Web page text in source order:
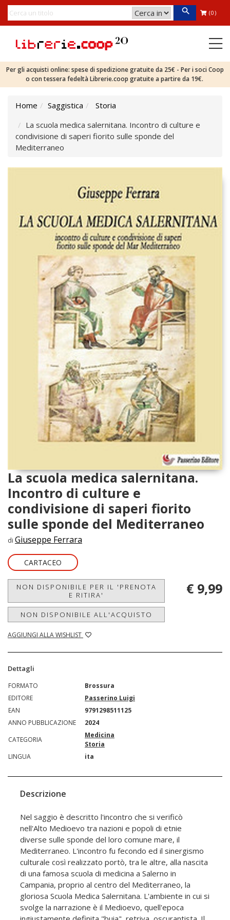
(0)
Per gli acquisti online: spese di spedizione gratuite da 25€ - Per i soci Coop
o con tessera fedeltà Librerie.coop gratuite a partire da 19€.
Home Saggistica
Storia
La scuola medica salernitana. Incontro di culture e
condivisione di saperi fiorito sulle sponde del
Mediterraneo
La scuola medica salernitana.
Incontro di culture e
condivisione di saperi fiorito
sulle sponde del Mediterraneo
di Giuseppe Ferrara
CARTACEO
NON DISPONIBILE PER IL 'PRENOTA
E RITIRA'
NON DISPONIBILE ALL'ACQUISTO
AGGIUNGI ALLA WISHLIST
€ 9,99
Dettagli
FORMATO
Brossura
EDITORE
Passerino Luigi
EAN
9791298511125
ANNO PUBBLICAZIONE
2024
CATEGORIA
Medicina
Storia
LINGUA
ita
Descrizione
Nel saggio è descritto l'incontro che si verificò
nell'Alto Medioevo tra nazioni e popoli di etnie
diverse sulle sponde del loro comune mare, il
Mediterraneo. L'incontro fu fecondo ed il sinergismo
culturale così realizzato portò, tra le altre, alla nascita
di una famosa scuola di medicina a Salerno in
Campania, proprio al centro del Mediterraneo, la
gloriosa Scuola Medica Salernitana. L'ambiente in cui si
svolge la narrazione è il Medioevo, quell'epoca